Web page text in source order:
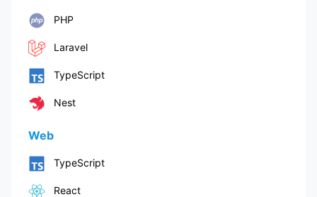
PHP
Laravel
TypeScript
Nest
Web
TypeScript
React